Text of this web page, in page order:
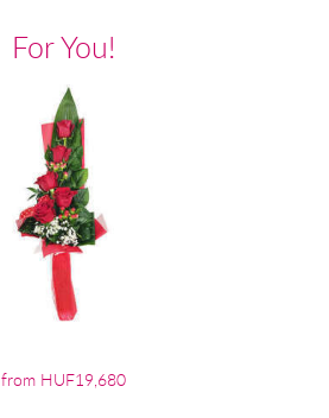
For You!
from HUF19,680